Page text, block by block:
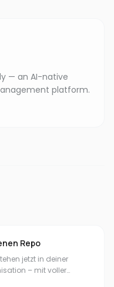
— an AI-native
platform.
Repo
jetzt in deiner
– mit voller